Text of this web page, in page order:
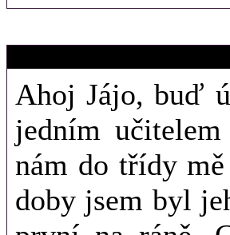
Ahoj Jájo, buď
jedním
nám do třídy
doby jsem byl